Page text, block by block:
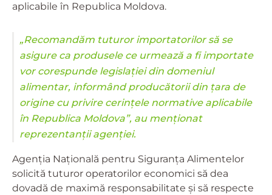
aplicabile în Republica Moldova.
„Recomandăm tuturor importatorilor să se
asigure ca produsele ce urmează a fi importate
vor corespunde legislației din domeniul
alimentar, informând producătorii din țara de
origine cu privire cerințele normative aplicabile
în Republica Moldova”, au menționat
reprezentanții agenției.
Agenția Națională pentru Siguranța Alimentelor
solicită tuturor operatorilor economici să dea
dovadă de maximă responsabilitate și să respecte